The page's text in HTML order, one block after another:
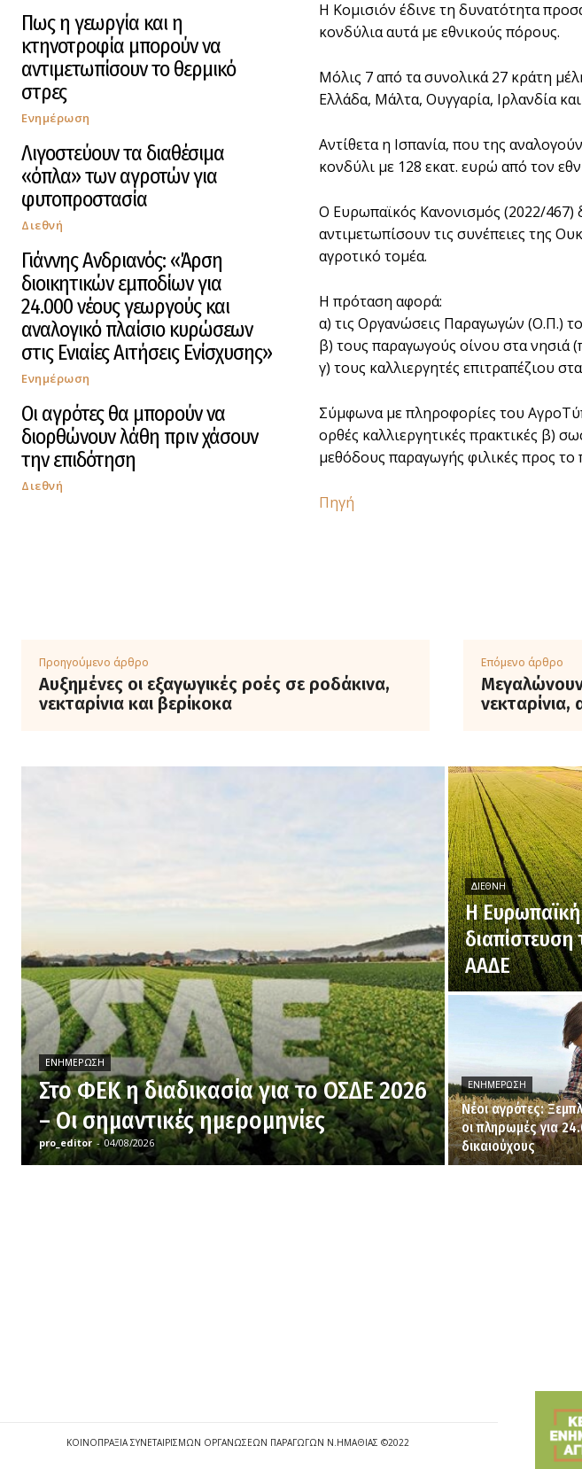
Πως η γεωργία και η
κτηνοτροφία μπορούν να
αντιμετωπίσουν το θερμικό
στρες
Ενημέρωση
Λιγοστεύουν τα διαθέσιμα
«όπλα» των αγροτών για
φυτοπροστασία
Διεθνή
Γιάννης Ανδριανός: «Άρση
διοικητικών εμποδίων για
24.000 νέους γεωργούς και
αναλογικό πλαίσιο κυρώσεων
στις Ενιαίες Αιτήσεις Ενίσχυσης»
Ενημέρωση
Οι αγρότες θα μπορούν να
διορθώνουν λάθη πριν χάσουν
την επιδότηση
Διεθνή
Η Κομισιόν έδινε τη δυνατότητα
κονδύλια αυτά με εθνικούς πόρους.
Μόλις 7 από τα συνολικά 27 κράτη
Ελλάδα, Μάλτα, Ουγγαρία, Ιρλανδία
Αντίθετα η Ισπανία, που της
κονδύλι με 128 εκατ. ευρώ από τον
Ο Ευρωπαϊκός Κανονισμός (2022/467)
αντιμετωπίσουν τις συνέπειες της
αγροτικό τομέα.
H πρόταση αφορά:
α) τις Οργανώσεις Παραγωγών (Ο.Π.)
β) τους παραγωγούς οίνου στα νησιά
γ) τους καλλιεργητές επιτραπέζιου
Σύμφωνα με πληροφορίες του
ορθές καλλιεργητικές πρακτικές β)
μεθόδους παραγωγής φιλικές προς το
Πηγή
Προηγούμενο άρθρο
Αυξημένες οι εξαγωγικές ροές σε ροδάκινα,
νεκταρίνια και βερίκοκα
Επόμενο άρθρο
Μεγαλώνουν
ΕΝΗΜΈΡΩΣΗ
Στο ΦΕΚ η διαδικασία για το ΟΣΔΕ 2026
– Οι σημαντικές ημερομηνίες
pro_editor - 04/08/2026
ΔΙΕΘΝΉ
H
ΑΑΔΕ
ΕΝΗΜΈΡΩΣΗ
Νέοι αγρότες:
οι πληρωμές για
δικαιούχους
ΚΟΙΝΟΠΡΑΞΙΑ ΣΥΝΕΤΑΙΡΙΣΜΩΝ ΟΡΓΑΝΩΣΕΩΝ ΠΑΡΑΓΩΓΩΝ Ν.ΗΜΑΘΙΑΣ ©2022